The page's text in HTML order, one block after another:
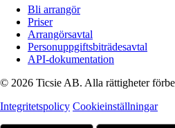
Bli arrangör
Priser
Arrangörsavtal
Personuppgiftsbiträdesavtal
API-dokumentation
© 2026 Ticsie AB. Alla rättigheter
Integritetspolicy Cookieinställningar